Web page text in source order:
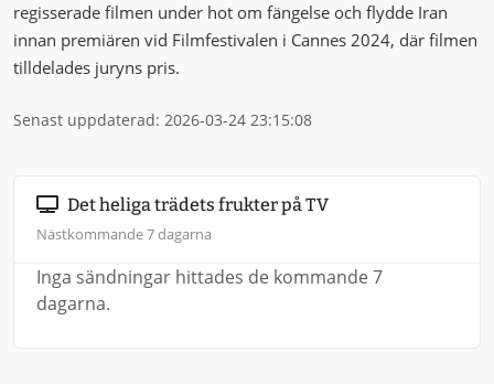
regisserade filmen under hot om fängelse och flydde Iran
innan premiären vid Filmfestivalen i Cannes 2024, där filmen
tilldelades juryns pris.
Senast uppdaterad: 2026-03-24 23:15:08
Det heliga trädets frukter på TV
Nästkommande 7 dagarna
Inga sändningar hittades de kommande 7
dagarna.